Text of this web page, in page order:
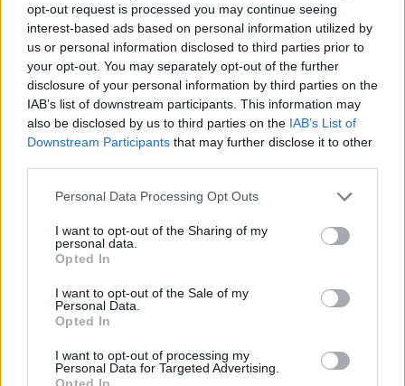
opt-out request is processed you may continue seeing
interest-based ads based on personal information utilized by
us or personal information disclosed to third parties prior to
your opt-out. You may separately opt-out of the further
disclosure of your personal information by third parties on the
IAB’s list of downstream participants. This information may
also be disclosed by us to third parties on the IAB’s List of
Downstream Participants that may further disclose it to other
Please note that this website/app uses one or more Google
not limited to your visit or usage behaviour. You may click to
grant or deny consent to Google and its third-party tags to
use your data for below specified purposes in below Google
consent section.
Personal Data Processing Opt Outs
I want to opt-out of the Sharing of my
personal data.
Opted In
I want to opt-out of the Sale of my
Personal Data.
Opted In
I want to opt-out of processing my
Personal Data for Targeted Advertising.
Opted In
Hogyan legyen illatos kertünk?
Megyeri Szabolcs •2016. június 07.
Az illat a kertben amolyan mellőzött mostohagyerek,
nem rossz, ha van némi andalító illatfelhő, de igazán
kevesen tervezik meg úgy kerti flórájuk összetételét,
hogy az illatfaktort is beleveszik az egyenletbe,
jellemzően több figyelem jut a leendő növények
színének, méretének, formájának, netán…